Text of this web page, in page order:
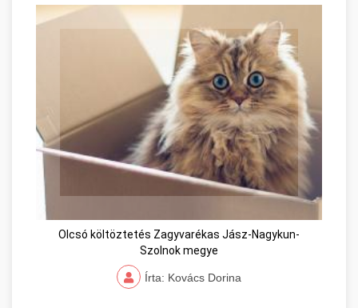
Olcsó költöztetés Zagyvarékas Jász-Nagykun-
Szolnok megye
Írta: Kovács Dorina